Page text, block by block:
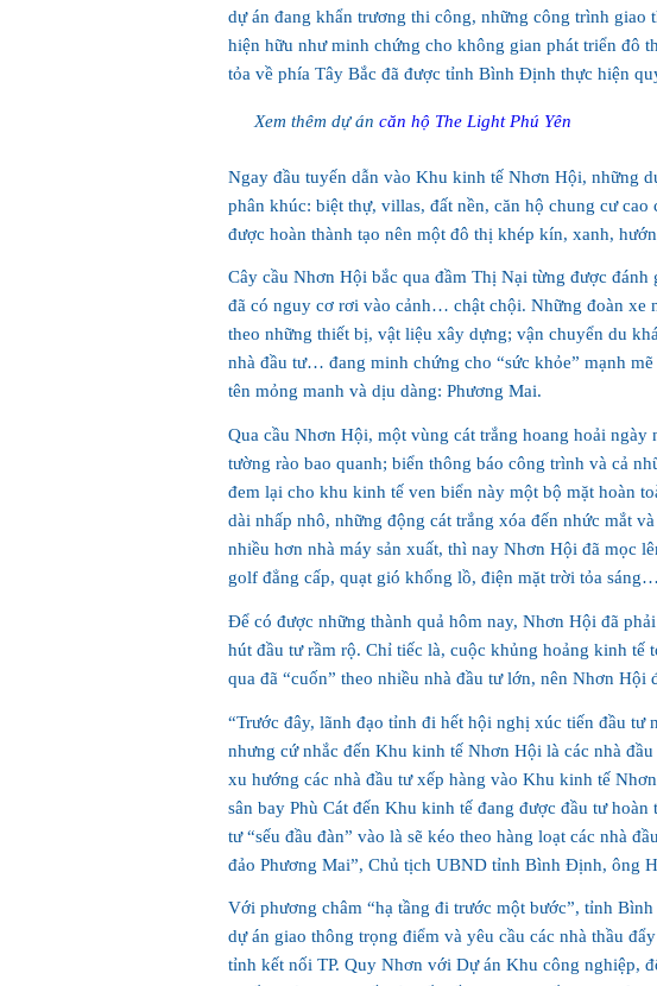
dự án đang khẩn trương thi công, những công trình giao
hiện hữu như minh chứng cho không gian phát triển đô
tỏa về phía Tây Bắc đã được tỉnh Bình Định thực hiện
Xem thêm dự án căn hộ The Light Phú Yên
Ngay đầu tuyến dẫn vào Khu kinh tế Nhơn Hội, những
phân khúc: biệt thự, villas, đất nền, căn hộ chung cư cao
được hoàn thành tạo nên một đô thị khép kín, xanh,
Cây cầu Nhơn Hội bắc qua đầm Thị Nại từng được
đã có nguy cơ rơi vào cảnh… chật chội. Những đoàn xe
theo những thiết bị, vật liệu xây dựng; vận chuyển du
nhà đầu tư… đang minh chứng cho “sức khỏe” mạnh
tên mỏng manh và dịu dàng: Phương Mai.
Qua cầu Nhơn Hội, một vùng cát trắng hoang hoải ngày
tường rào bao quanh; biển thông báo công trình và cả
đem lại cho khu kinh tế ven biển này một bộ mặt hoàn
dài nhấp nhô, những động cát trắng xóa đến nhức mắt
nhiều hơn nhà máy sản xuất, thì nay Nhơn Hội đã mọc
golf đẳng cấp, quạt gió khổng lồ, điện mặt trời tỏa sáng…
Để có được những thành quả hôm nay, Nhơn Hội đã
hút đầu tư rầm rộ. Chỉ tiếc là, cuộc khủng hoảng kinh tế
qua đã “cuốn” theo nhiều nhà đầu tư lớn, nên Nhơn Hội
“Trước đây, lãnh đạo tỉnh đi hết hội nghị xúc tiến đầu tư
nhưng cứ nhắc đến Khu kinh tế Nhơn Hội là các nhà
xu hướng các nhà đầu tư xếp hàng vào Khu kinh tế
sân bay Phù Cát đến Khu kinh tế đang được đầu tư
tư “sếu đầu đàn” vào là sẽ kéo theo hàng loạt các nhà
đảo Phương Mai”, Chủ tịch UBND tỉnh Bình Định, ông
Với phương châm “hạ tầng đi trước một bước”, tỉnh
dự án giao thông trọng điểm và yêu cầu các nhà thầu
tỉnh kết nối TP. Quy Nhơn với Dự án Khu công nghiệp,